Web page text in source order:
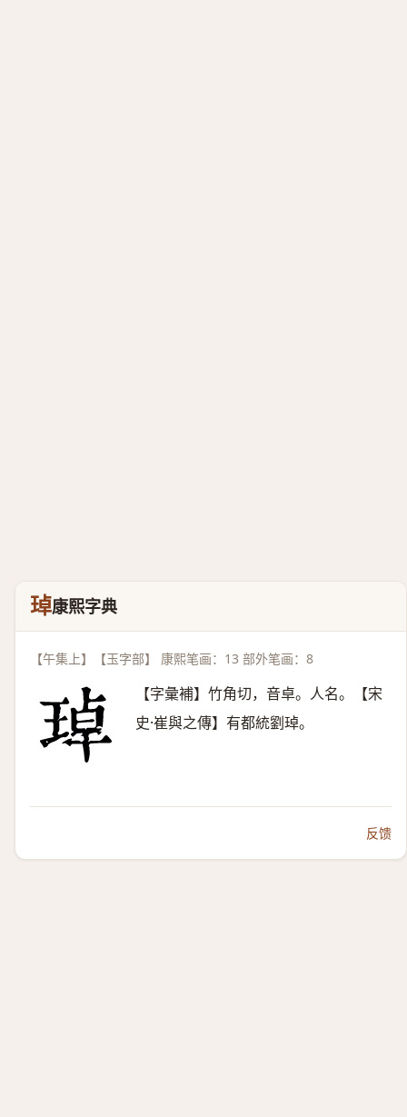
琸康熙字典
【午集上】【玉字部】 康熙笔画：13 部外笔画：8
【字彙補】竹角切，音卓。人名。【宋
史·崔與之傳】有都統劉琸。
反馈